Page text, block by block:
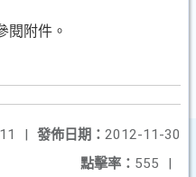
閱附件。
發佈日期： 2012-11-30
|
點擊率： 555 |